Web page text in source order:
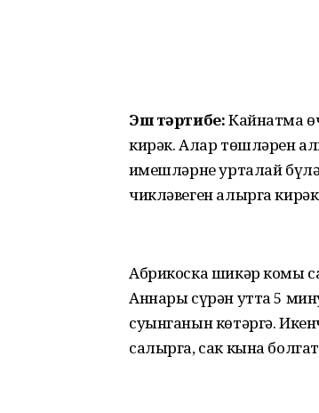
Эш тәртибе:Кайнатма
кирәк. Алар төшләрен
җимешләрне урталай
чикләвеген алырга
Абрикоска шикәр комы
Аннары сүрән утта 5
суынганын көтәргә.
салырга, сак кына